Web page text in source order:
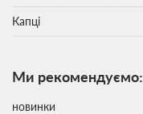
Капці
Ми рекомендуємо:
новинки